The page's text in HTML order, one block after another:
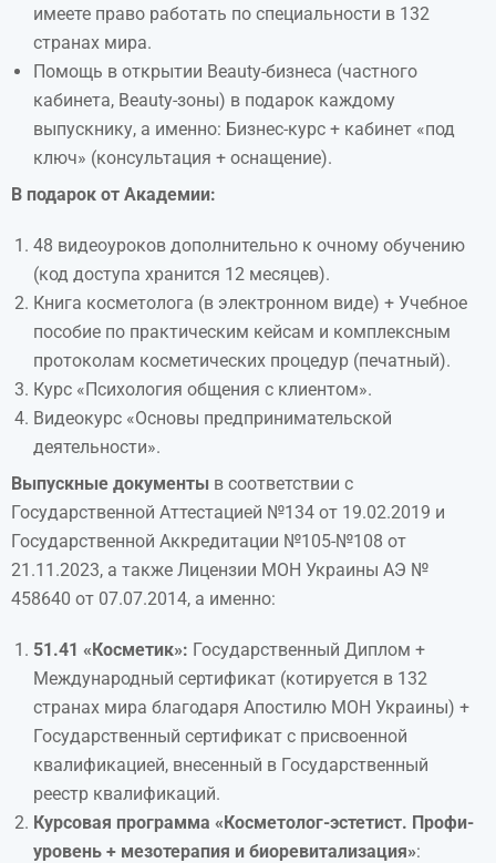
имеете право работать по специальности в 132
странах мира.
Помощь в открытии Beauty-бизнеса (частного
кабинета, Beauty-зоны) в подарок каждому
выпускнику, а именно: Бизнес-курс + кабинет «под
ключ» (консультация + оснащение).
В подарок от Академии:
48 видеоуроков дополнительно к очному обучению
(код доступа хранится 12 месяцев).
Книга косметолога (в электронном виде) + Учебное
пособие по практическим кейсам и комплексным
протоколам косметических процедур (печатный).
Курс «Психология общения с клиентом».
Видеокурс «Основы предпринимательской
деятельности».
Выпускные документы в соответствии с
Государственной Аттестацией №134 от 19.02.2019 и
Государственной Аккредитации №105-№108 от
21.11.2023, а также Лицензии МОН Украины АЭ №
458640 от 07.07.2014, а именно:
51 .41 «Косметик»: Государственный Диплом +
Международный сертификат (котируется в 132
странах мира благодаря Апостилю МОН Украины) +
Государственный сертификат с присвоенной
квалификацией, внесенный в Государственный
реестр квалификаций.
Курсовая программа «Косметолог-эстетист. Профи-
уровень + мезотерапия и биоревитализация»: